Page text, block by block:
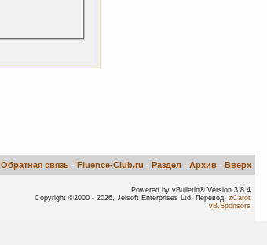
Обратная связь - Fluence-Club.ru - Раздел - Архив - Вверх
Powered by vBulletin® Version 3.8.4
Copyright ©2000 - 2026, Jelsoft Enterprises Ltd. Перевод: zCarot
vB.Sponsors